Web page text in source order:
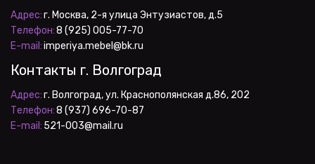
Адрес:
Телефон:
E-mail: imperiya.mebel@bk.ru
Контакты г. Волгоград
Адрес:
Телефон:
E-mail: 521-003@mail.ru